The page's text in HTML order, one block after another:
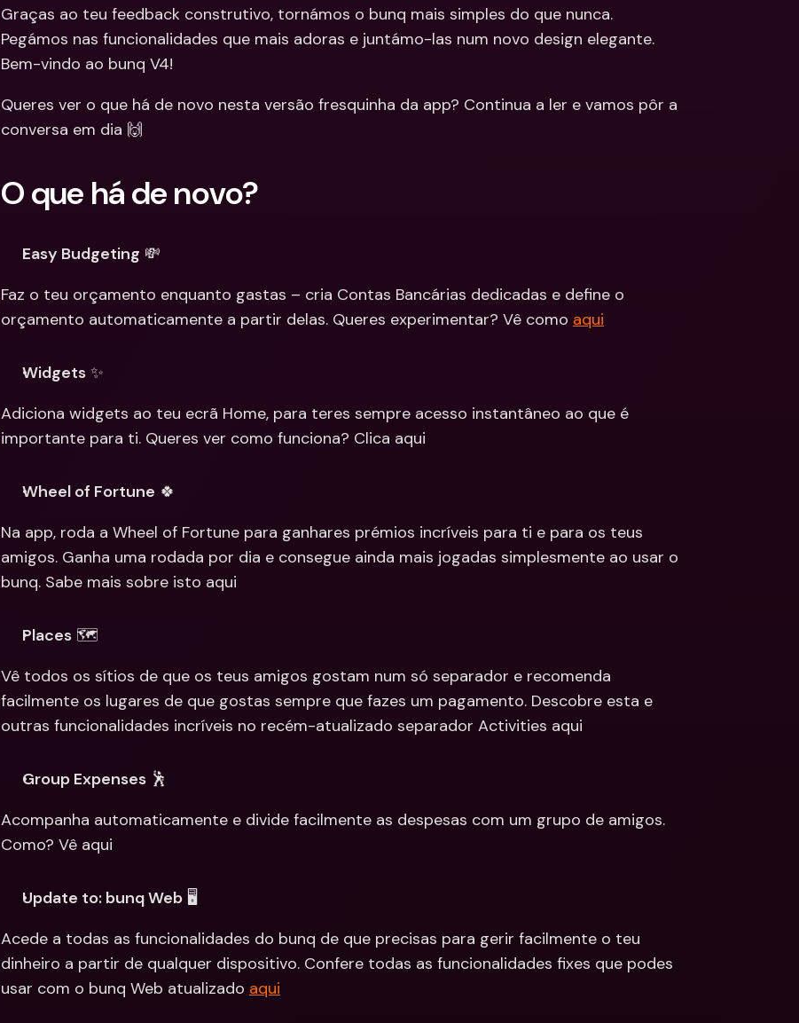
Contas Bancárias
Internacionais & Moedas
Integrações
Contas Bancárias
Graças ao teu feedback construtivo, tornámos o bunq mais simples do que nunca.
Pegámos nas funcionalidades que mais adoras e juntámo-las num novo design elegante.
Bem-vindo ao bunq V4!
Queres ver o que há de novo nesta versão fresquinha da app? Continua a ler e vamos pôr a
conversa em dia 🙌
O que há de novo?
Easy Budgeting 💸
Faz o teu orçamento enquanto gastas – cria Contas Bancárias dedicadas e define o
orçamento automaticamente a partir delas. Queres experimentar? Vê como aqui
Widgets ✨
Adiciona widgets ao teu ecrã Home, para teres sempre acesso instantâneo ao que é
importante para ti. Queres ver como funciona? Clica aqui
Wheel of Fortune 🍀
Na app, roda a Wheel of Fortune para ganhares prémios incríveis para ti e para os teus
amigos. Ganha uma rodada por dia e consegue ainda mais jogadas simplesmente ao usar o
bunq. Sabe mais sobre isto aqui
Places 🗺
Vê todos os sítios de que os teus amigos gostam num só separador e recomenda
facilmente os lugares de que gostas sempre que fazes um pagamento. Descobre esta e
outras funcionalidades incríveis no recém-atualizado separador Activities aqui
Group Expenses 🕺
Acompanha automaticamente e divide facilmente as despesas com um grupo de amigos.
Como? Vê aqui
Update to: bunq Web 🖥
Acede a todas as funcionalidades do bunq de que precisas para gerir facilmente o teu
dinheiro a partir de qualquer dispositivo. Confere todas as funcionalidades fixes que podes
usar com o bunq Web atualizado aqui